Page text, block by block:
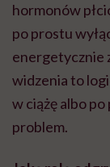
hormonów
po prostu
energetycznie
widzenia to
w ciążę albo
problem.